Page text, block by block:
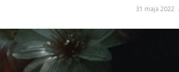
31 maja 2022